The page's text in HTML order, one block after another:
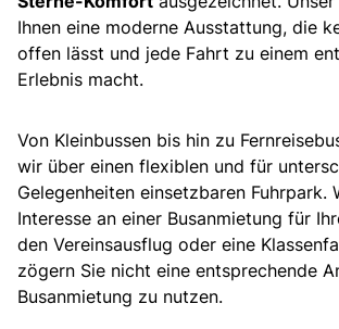
Bus mieten
Gutscheine
Ihnen eine moderne Ausstattung, die
offen lässt und jede Fahrt zu einem
Erlebnis macht.
Von Kleinbussen bis hin zu
wir über einen flexiblen und für
Gelegenheiten einsetzbaren Fuhrpark.
Interesse an einer Busanmietung für
den Vereinsausflug oder eine
zögern Sie nicht eine entsprechende
Busanmietung zu nutzen.